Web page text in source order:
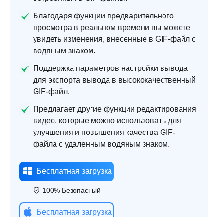
Благодаря функции предварительного
просмотра в реальном времени вы можете
увидеть изменения, внесенные в GIF-файл с
водяным знаком.
Поддержка параметров настройки вывода
для экспорта вывода в высококачественный
GIF-файл.
Предлагает другие функции редактирования
видео, которые можно использовать для
улучшения и повышения качества GIF-
файла с удаленным водяным знаком.
Бесплатная загрузка
100% Безопасный
Бесплатная загрузка